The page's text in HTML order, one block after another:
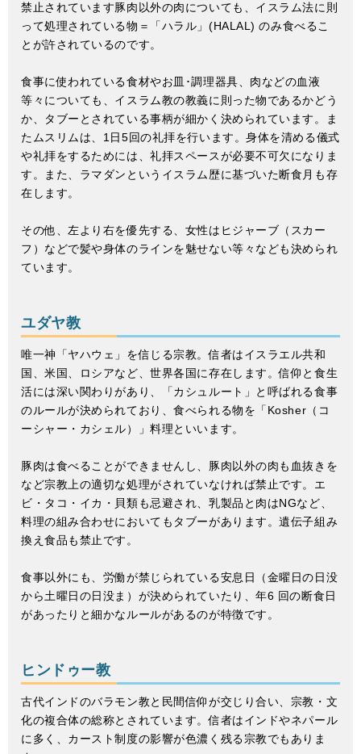
禁止されています豚肉以外の肉についても、イスラム法に則
って処理されている物＝「ハラル」(HALAL) のみ食べるこ
とが許されているのです。
食事に使われている食材やお皿･調理器具、肉などの血液
等々についても、イスラム教の教義に則った物であるかどう
か、タブーとされている事柄が細かく決められています。ま
たムスリムは、1日5回の礼拝を行います。身体を清める儀式
や礼拝をするためには、礼拝スペースが必要不可欠になりま
す。また、ラマダンというイスラム歴に基づいた断食月も存
在します。
その他、左より右を優先する、女性はヒジャーブ（スカー
フ）などで髪や身体のラインを魅せない等々なども決められ
ています。
ユダヤ教
唯一神「ヤハウェ」を信じる宗教。信者はイスラエル共和
国、米国、ロシアなど、世界各国に存在します。信仰と食生
活には深い関わりがあり、「カシュルート」と呼ばれる食事
のルールが決められており、食べられる物を「Kosher（コ
ーシャー・カシェル）」料理といいます。
豚肉は食べることができませんし、豚肉以外の肉も血抜きを
など宗教上の適切な処理がされていなければ禁止です。エ
ビ・タコ・イカ・貝類も忌避され、乳製品と肉はNGなど、
料理の組み合わせにおいてもタブーがあります。遺伝子組み
換え食品も禁止です。
食事以外にも、労働が禁じられている安息日（金曜日の日没
から土曜日の日没ま）が決められていたり、年6 回の断食日
があったりと細かなルールがあるのが特徴です。
ヒンドゥー教
古代インドのバラモン教と民間信仰が交じり合い、宗教・文
化の複合体の総称とされています。信者はインドやネパール
に多く、カースト制度の影響が色濃く残る宗教でもありま